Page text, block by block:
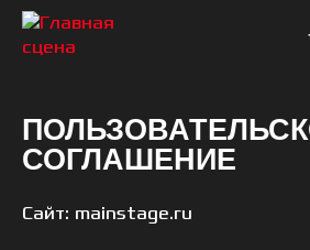
Перейти
основному
СОГЛАШЕНИЕ
Сайт: mainstage.ru